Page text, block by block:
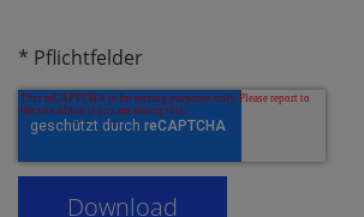
* Pflichtfelder